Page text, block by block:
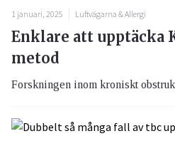
1 januari, 2025 Luftvägarna & Allergi
Enklare att upptäcka
metod
Forskningen inom kroniskt